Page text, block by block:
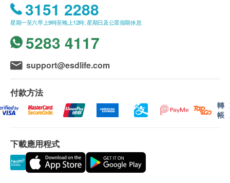
體重
肝功能
谷丙轉氨酵素
谷草轉氨酵素
白蛋白
總蛋白質
球蛋白
白蛋白球蛋白比例
直接膽紅素
間接膽紅素
谷草先轉太酵素
肝炎伸延檢查
針對甲型肝炎免疫能力和乙型肝炎E抗原等較少在體檢中包含
疫。
柏氏子宮頸液基薄片檢查(雙人)
除可檢查子宮頸癌前期病變外，亦可知是否有其他婦科隱患，
如柏氏抹片發炎。 (只限有性經驗女性)
HK$820.0
身體輻射數量影響胎兒生長及健康
HK$150.0
由其他成年人陪同到中心，出示已簽署的同意書及
簽署者的身份證明文件副本，經核實無誤後可提供
服務。
預先取同意書並由家長或監護人簽署妥當，可接受
客人自行到中心，出示已簽署的同意書及簽署者的
身份證明文件副本核實無誤後可提供服務。
戶需提前1個月預約相關檢查，逾期作廢。
所有疫苗都必須經過評估才可注射，如有需要，醫生
3151 2288
星期一至六早上9時至晚上12時; 星期日及公眾假期休息
5283 4117
support@esdlife.com
付款方法
轉
帳
下載應用程式